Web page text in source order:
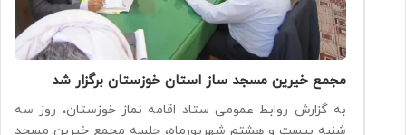
مجمع خیرین مسجد ساز استان خوزستان برگزار شد
به گزارش روابط عمومی ستاد اقامه نماز خوزستان، روز سه
شنبه بیست و هشتم شهریورماه، جلسه مجمع خیرین مسجد